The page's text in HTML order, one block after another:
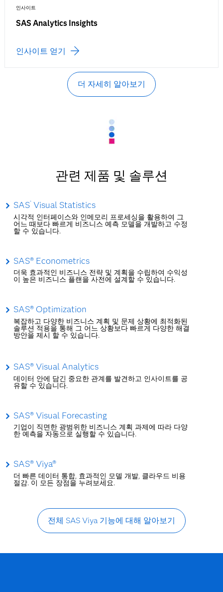
인사이트
SAS Analytics Insights
인사이트 얻기
더 자세히 알아보기
관련 제품 및 솔루션
SAS® Visual Statistics
시각적 인터페이스와 인메모리 프로세싱을 활용하여 그
어느 때보다 빠르게 비즈니스 예측 모델을 개발하고 수정
할 수 있습니다.
SAS® Econometrics
더욱 효과적인 비즈니스 전략 및 계획을 수립하여 수익성
이 높은 비즈니스 플랜을 사전에 설계할 수 있습니다.
SAS® Optimization
복잡하고 다양한 비즈니스 계획 및 문제 상황에 최적화된
솔루션 적용을 통해 그 어느 상황보다 빠르게 다양한 해결
방안을 제시 할 수 있습니다.
SAS® Visual Analytics
데이터 안에 담긴 중요한 관계를 발견하고 인사이트를 공
유할 수 있습니다.
SAS® Visual Forecasting
기업이 직면한 광범위한 비즈니스 계획 과제에 따라 다양
한 예측을 자동으로 실행할 수 있습니다.
SAS® Viya®
더 빠른 데이터 통합, 효과적인 모델 개발, 클라우드 비용
절감. 이 모든 장점을 누려보세요.
전체 SAS Viya 기능에 대해 알아보기